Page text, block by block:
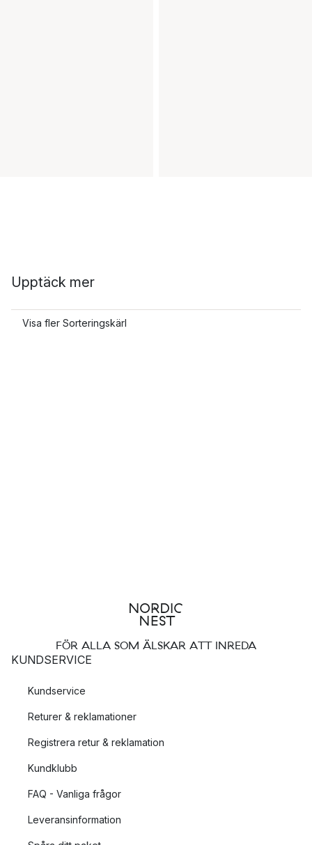
Upptäck mer
Visa fler Sorteringskärl
FÖR ALLA SOM ÄLSKAR ATT INREDA
KUNDSERVICE
Kundservice
Returer & reklamationer
Registrera retur & reklamation
Kundklubb
FAQ - Vanliga frågor
Leveransinformation